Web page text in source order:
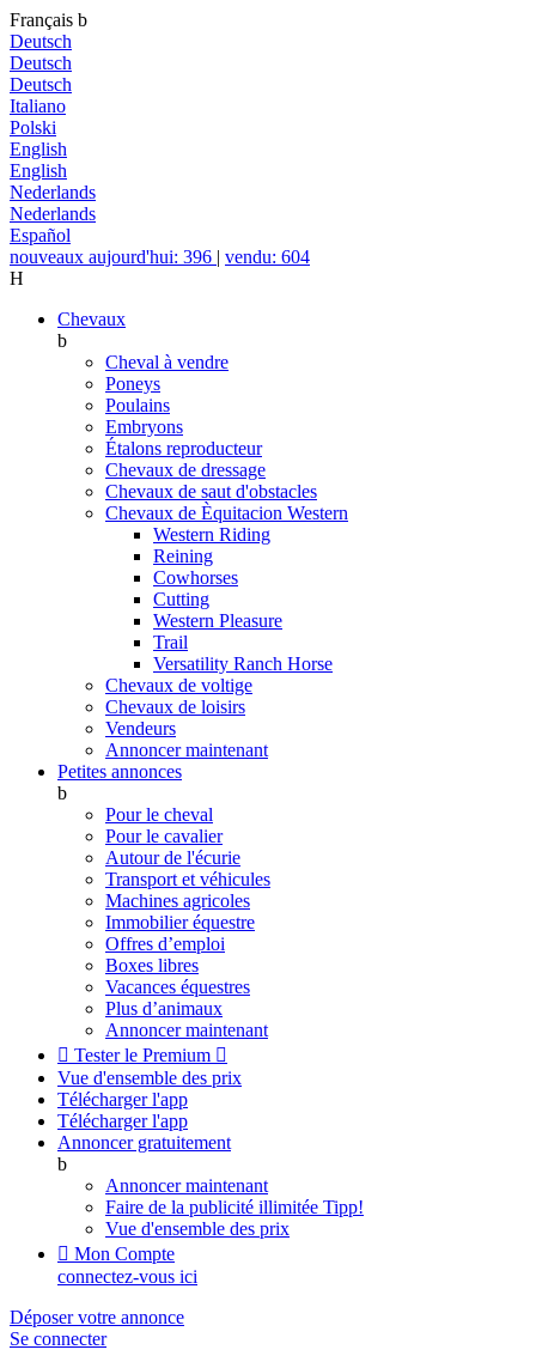
Français b
Deutsch
Deutsch
Deutsch
Italiano
Polski
English
English
Nederlands
Nederlands
Español
nouveaux aujourd'hui: 396 | vendu: 604
H
Chevaux
b
Cheval à vendre
Poneys
Poulains
Embryons
Étalons reproducteur
Chevaux de dressage
Chevaux de saut d'obstacles
Chevaux de Èquitacion Western
Western Riding
Reining
Cowhorses
Cutting
Western Pleasure
Trail
Versatility Ranch Horse
Chevaux de voltige
Chevaux de loisirs
Vendeurs
Annoncer maintenant
Petites annonces
b
Pour le cheval
Pour le cavalier
Autour de l'écurie
Transport et véhicules
Machines agricoles
Immobilier équestre
Offres d’emploi
Boxes libres
Vacances équestres
Plus d’animaux
Annoncer maintenant
 Tester le Premium 
Vue d'ensemble des prix
Télécharger l'app
Télécharger l'app
Annoncer gratuitement
b
Annoncer maintenant
Faire de la publicité illimitée Tipp!
Vue d'ensemble des prix
 Mon Compte
connectez-vous ici
Déposer votre annonce
Se connecter